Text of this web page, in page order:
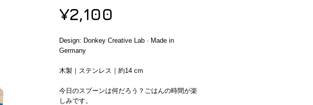
¥2,100
Design: Donkey Creative Lab · Made in
Germany
木製｜ステンレス｜約14 cm
今日のスプーンは何だろう？ごはんの時間が楽
しみです。